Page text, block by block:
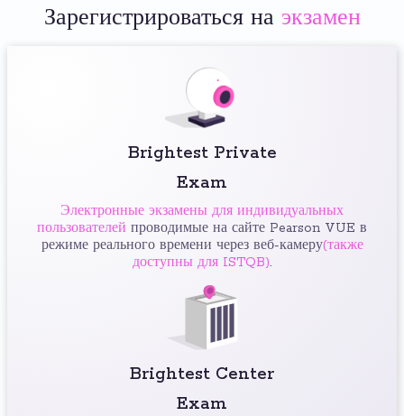
Зарегистрироваться на экзамен
Brightest Private
Exam
Электронные экзамены для индивидуальных
пользователей проводимые на сайте Pearson VUE в
режиме реального времени через веб-камеру(также
доступны для ISTQB).
Brightest Center
Exam